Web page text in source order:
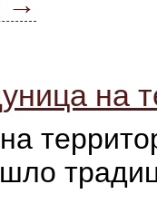
на